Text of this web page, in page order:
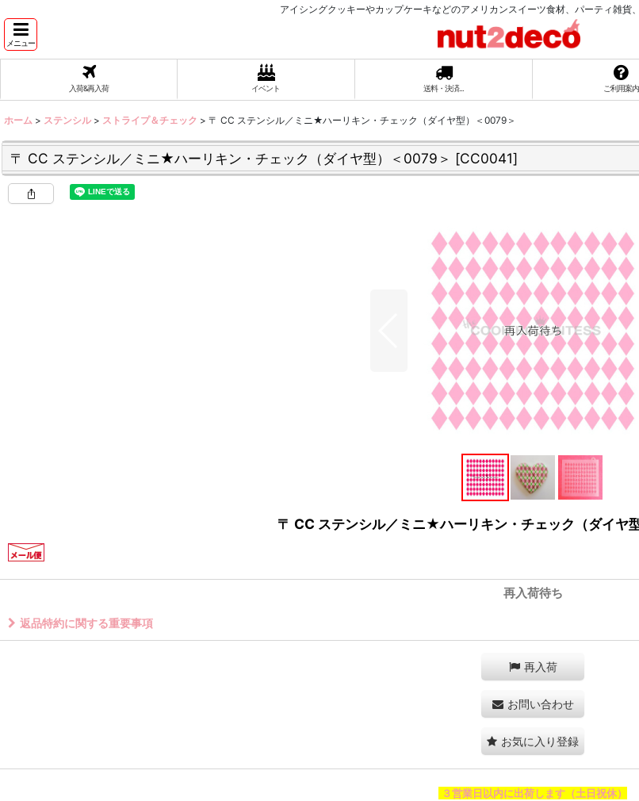
アイシングクッキーやカップケーキなどのアメリカンスイーツ食材、パーティ雑貨
メニュー
入荷&再入荷 イベント 送料・決済... ご利用案内
ホーム > ステンシル > ストライプ＆チェック > 〒 CC ステンシル／ミニ★ハーリキン・チェック（ダイヤ型）＜0079＞
〒 CC ステンシル／ミニ★ハーリキン・チェック（ダイヤ型）＜0079＞ [CC0041]
〒 CC ステンシル／ミニ★ハーリキン・チェック（ダイヤ
再入荷待ち
返品特約に関する重要事項
再入荷
お問い合わせ
お気に入り登録
３営業日以内に出荷します（土日祝休）